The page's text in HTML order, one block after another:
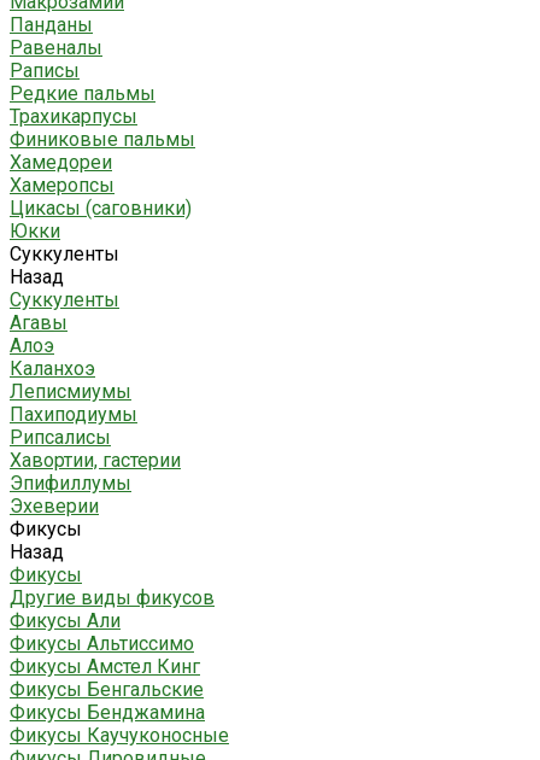
Панданы
Равеналы
Раписы
Редкие пальмы
Трахикарпусы
Финиковые пальмы
Хамедореи
Хамеропсы
Цикасы (саговники)
Юкки
Суккуленты
Назад
Суккуленты
Агавы
Алоэ
Каланхоэ
Леписмиумы
Пахиподиумы
Рипсалисы
Хавортии, гастерии
Эпифиллумы
Эхеверии
Фикусы
Назад
Фикусы
Другие виды фикусов
Фикусы Али
Фикусы Альтиссимо
Фикусы Амстел Кинг
Фикусы Бенгальские
Фикусы Бенджамина
Фикусы Каучуконосные